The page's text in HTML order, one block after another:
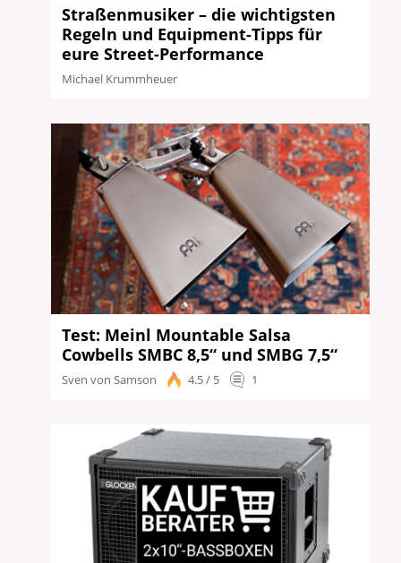
Straßenmusiker – die wichtigsten
Regeln und Equipment-Tipps für
eure Street-Performance
Michael Krummheuer
Test: Meinl Mountable Salsa
Cowbells SMBC 8,5“ und SMBG 7,5“
Sven von Samson 4.5 / 5 1